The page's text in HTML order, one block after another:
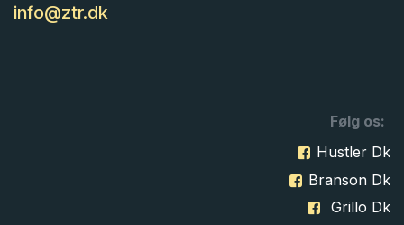
info@ztr.dk
Følg os:
Hustler Dk
Branson Dk
Grillo Dk